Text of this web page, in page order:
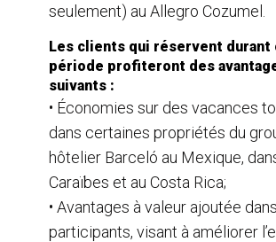
seulement) au Allegro Cozumel.
Les clients qui réservent durant
période profiteront des
suivants :
• Économies sur des vacances
dans certaines propriétés du
hôtelier Barceló au Mexique,
Caraïbes et au Costa Rica;
• Avantages à valeur ajoutée
participants, visant à améliorer